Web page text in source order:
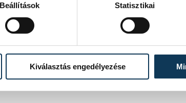
Beállítások Statisztikai
Kiválasztás engedélyezése